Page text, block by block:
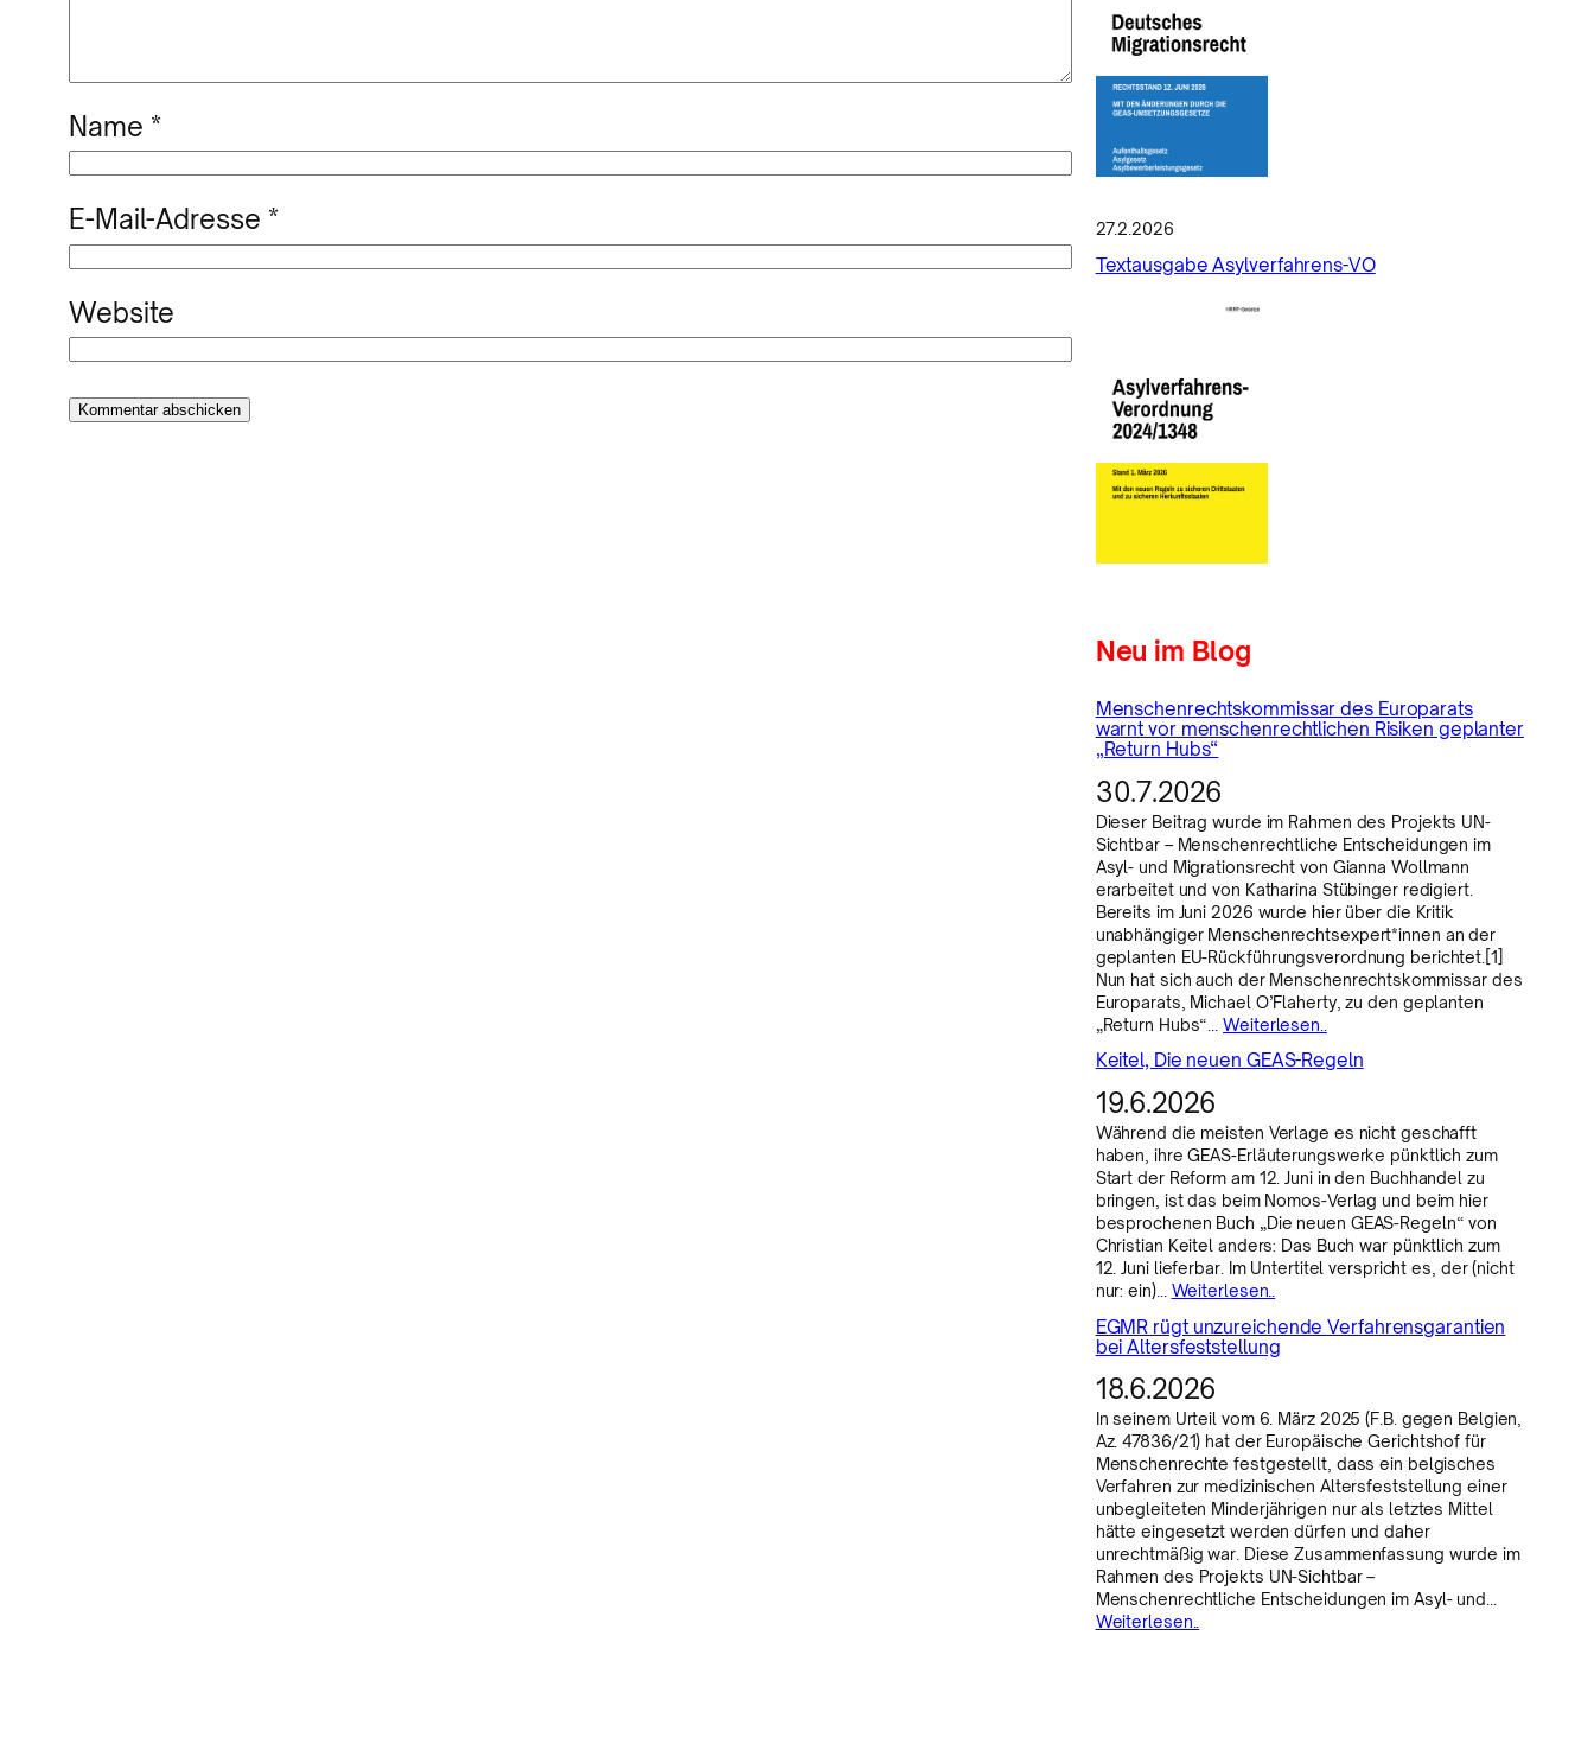
Name *
E-Mail-Adresse *
Website
27.2.2026
Textausgabe Asylverfahrens-VO
Neu im Blog
Menschenrechtskommissar des Europarats
warnt vor menschenrechtlichen Risiken geplanter
„Return Hubs“
30.7.2026
Dieser Beitrag wurde im Rahmen des Projekts UN-
Sichtbar – Menschenrechtliche Entscheidungen im
Asyl- und Migrationsrecht von Gianna Wollmann
erarbeitet und von Katharina Stübinger redigiert.
Bereits im Juni 2026 wurde hier über die Kritik
unabhängiger Menschenrechtsexpert*innen an der
geplanten EU-Rückführungsverordnung berichtet.[1]
Nun hat sich auch der Menschenrechtskommissar des
Europarats, Michael O’Flaherty, zu den geplanten
„Return Hubs“…Weiterlesen..
Keitel, Die neuen GEAS-Regeln
19.6.2026
Während die meisten Verlage es nicht geschafft
haben, ihre GEAS-Erläuterungswerke pünktlich zum
Start der Reform am 12. Juni in den Buchhandel zu
bringen, ist das beim Nomos-Verlag und beim hier
besprochenen Buch „Die neuen GEAS-Regeln“ von
Christian Keitel anders: Das Buch war pünktlich zum
12. Juni lieferbar. Im Untertitel verspricht es, der (nicht
nur: ein)… Weiterlesen..
EGMR rügt unzureichende Verfahrensgarantien
bei Altersfeststellung
18.6.2026
In seinem Urteil vom 6. März 2025 (F.B. gegen Belgien,
Az. 47836/21) hat der Europäische Gerichtshof für
Menschenrechte festgestellt, dass ein belgisches
Verfahren zur medizinischen Altersfeststellung einer
unbegleiteten Minderjährigen nur als letztes Mittel
hätte eingesetzt werden dürfen und daher
unrechtmäßig war. Diese Zusammenfassung wurde im
Rahmen des Projekts UN-Sichtbar –
Menschenrechtliche Entscheidungen im Asyl- und…
Weiterlesen..